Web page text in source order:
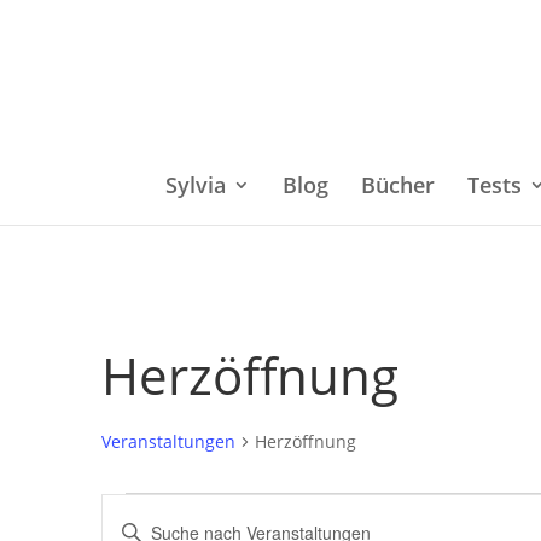
Sylvia Blog Bücher Tests
Herzöffnung
Veranstaltungen Herzöffnung
Veranstaltungen
Bitte